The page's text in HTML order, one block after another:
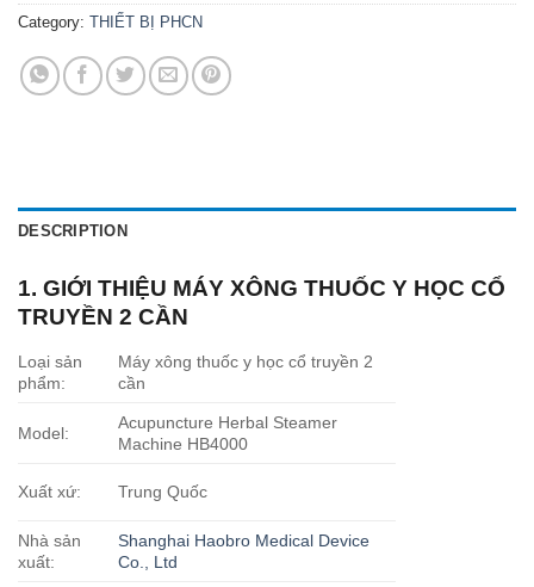
Category: THIẾT BỊ PHCN
DESCRIPTION
1. GIỚI THIỆU MÁY XÔNG THUỐC Y HỌC CỔ
TRUYỀN 2 CẦN
Loại sản
phẩm:
Máy xông thuốc y học cổ truyền 2
cần
Model:
Acupuncture Herbal Steamer
Machine HB4000
Xuất xứ: Trung Quốc
Nhà sản
xuất:
Shanghai Haobro Medical Device
Co., Ltd